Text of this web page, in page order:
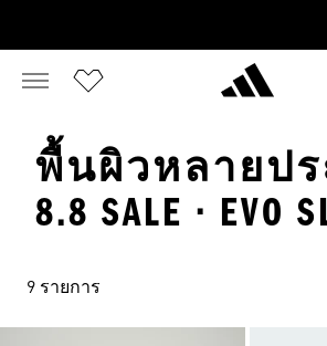
พื้นผิวหลายปร
8.8 SALE · EVO
9 รายการ